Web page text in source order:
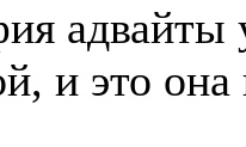
адвайты
и это